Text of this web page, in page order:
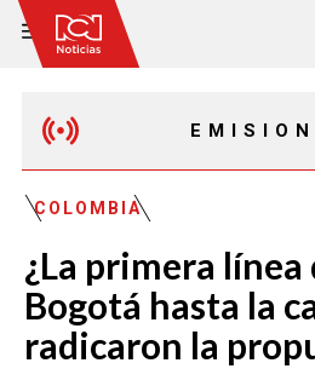
EMISIÓN 12:30 PM
EMISIÓN 7:00 PM
COLOMBIA
¿La primera
Bogotá hasta la
radicaron la